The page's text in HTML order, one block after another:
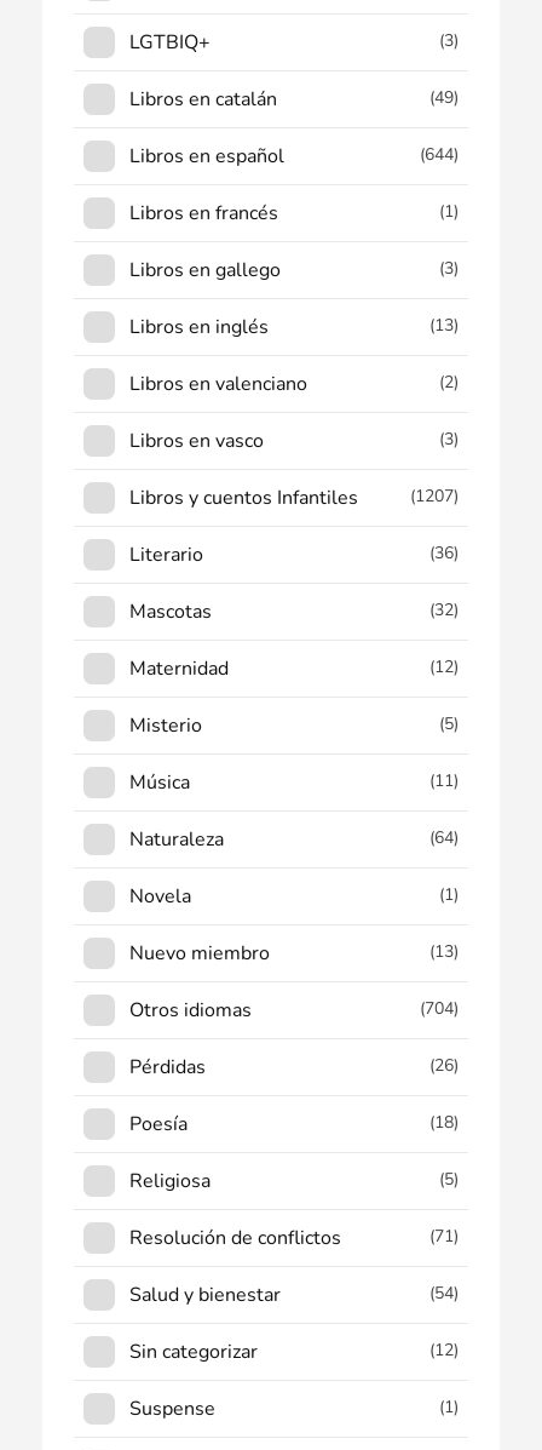
LGTBIQ+ (3)
Libros en catalán (49)
Libros en español (644)
Libros en francés (1)
Libros en gallego (3)
Libros en inglés (13)
Libros en valenciano (2)
Libros en vasco (3)
Libros y cuentos Infantiles (1207)
Literario (36)
Mascotas (32)
Maternidad (12)
Misterio (5)
Música (11)
Naturaleza (64)
Novela (1)
Nuevo miembro (13)
Otros idiomas (704)
Pérdidas (26)
Poesía (18)
Religiosa (5)
Resolución de conflictos (71)
Salud y bienestar (54)
Sin categorizar (12)
Suspense (1)